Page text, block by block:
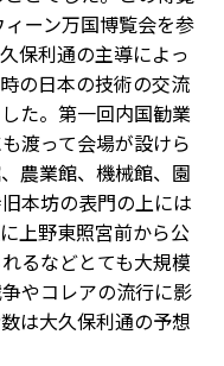
ーン万国博覧会を参
保利通の主導によっ
の日本の技術の交流
た。第一回内国勧業
渡って会場が設けら
農業館、機械館、園
本坊の表門の上には
上野東照宮前から公
るなどとても大規模
やコレアの流行に影
は大久保利通の予想